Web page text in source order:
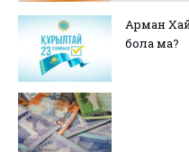
Арман
бола ма?